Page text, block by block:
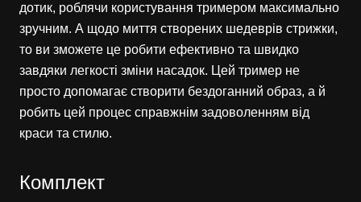
дотик, роблячи користування тримером максимально
зручним. А щодо миття створених шедеврів стрижки,
то ви зможете це робити ефективно та швидко
завдяки легкості зміни насадок. Цей тример не
просто допомагає створити бездоганний образ, а й
робить цей процес справжнім задоволенням від
краси та стилю.
Комплект